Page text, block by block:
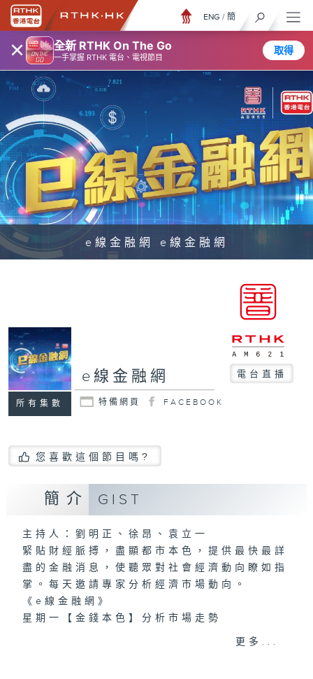
× 全新 RTHK On The Go
一手掌握 RTHK 電台、電視節目
取得
ENG / 簡
e線金融網 e線金融網
所有集數
e線金融網 電台直播
特備網頁 FACEBOOK
您喜歡這個節目嗎?
簡介 GIST
主持人：劉明正、徐昂、袁立一
緊貼財經脈搏，盡顯都市本色，提供最快最詳
盡的金融消息，使聽眾對社會經濟動向瞭如指
掌。每天邀請專家分析經濟市場動向。
《e線金融網》
星期一【金錢本色】分析市場走勢
星期二【Kingsir會客室】【巡舖尋舖】對話
更多...